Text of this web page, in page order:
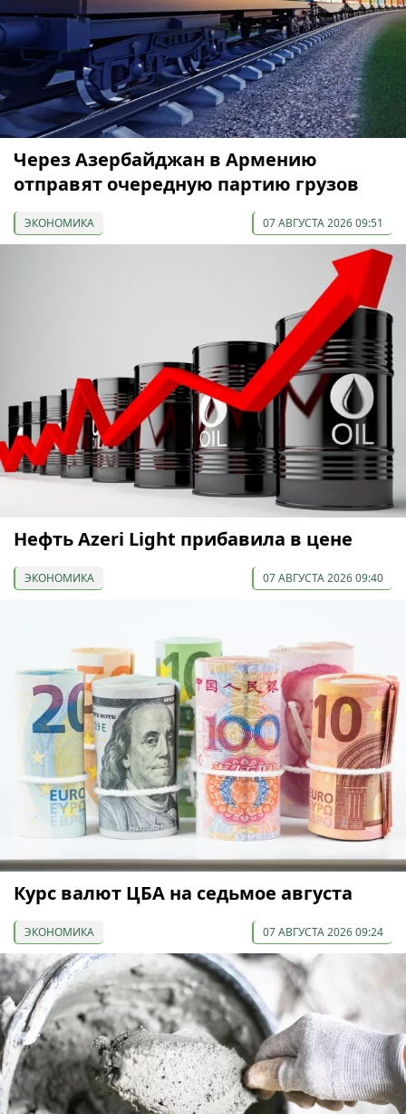
Через Азербайджан в Армению
отправят очередную партию грузов
ЭКОНОМИКА 07 АВГУСТА 2026 09:51
Нефть Azeri Light прибавила в цене
ЭКОНОМИКА 07 АВГУСТА 2026 09:40
Курс валют ЦБА на седьмое августа
ЭКОНОМИКА 07 АВГУСТА 2026 09:24